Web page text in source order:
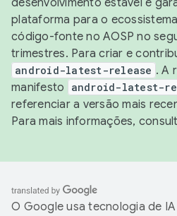
desenvolvimento estável e
plataforma para o
código-fonte no AOSP no
trimestres. Para criar e
android-latest-release . A
manifesto
android-latest-
referenciar a versão mais
Para mais informações,
O Google usa tecnologia de